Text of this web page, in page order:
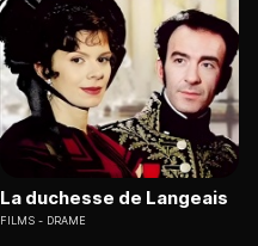
La duchesse de Langeais
FILMS DRAME